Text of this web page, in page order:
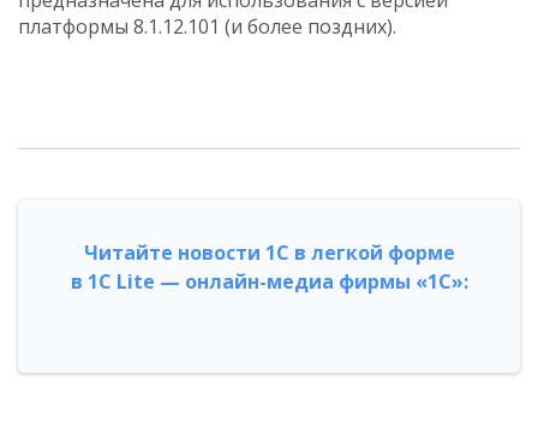
платформы 8.1.12.101 (и более поздних).
Читайте новости 1С в легкой форме
в 1С Lite — онлайн-медиа фирмы «1С»: